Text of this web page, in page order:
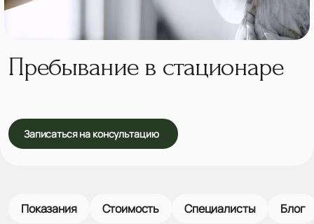
Пребывание в стационаре
Записаться на консультацию
Показания Стоимость Специалисты Блог